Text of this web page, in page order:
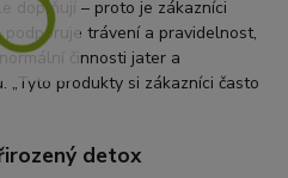
doplňují – proto je zákazníci
trávení a pravidelnost,
činnosti jater a
„Tyto produkty si zákazníci často
detox